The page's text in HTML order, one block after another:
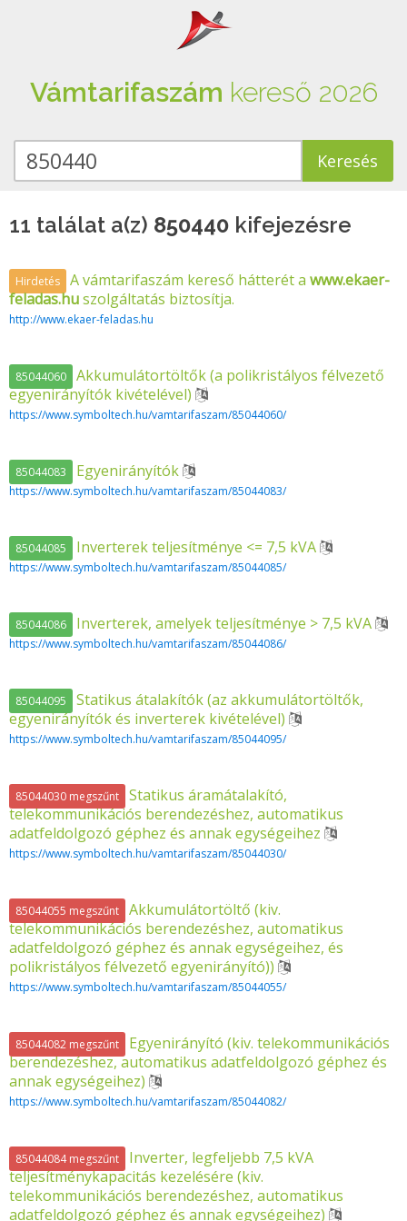
Vámtarifaszám kereső 2026
11 találat a(z) 850440 kifejezésre
Hirdetés A vámtarifaszám kereső hátterét awww.ekaer-
feladas.huszolgáltatás biztosítja.
http://www.ekaer-feladas.hu
85044060
Akkumulátortöltők (a polikristályos félvezető
egyenirányítók kivételével)
https://www.symboltech.hu/vamtarifaszam/85044060/
85044083 Egyenirányítók
https://www.symboltech.hu/vamtarifaszam/85044083/
85044085 Inverterek teljesítménye <= 7,5 kVA
https://www.symboltech.hu/vamtarifaszam/85044085/
85044086 Inverterek, amelyek teljesítménye > 7,5 kVA
https://www.symboltech.hu/vamtarifaszam/85044086/
85044095
Statikus átalakítók (az akkumulátortöltők,
egyenirányítók és inverterek kivételével)
https://www.symboltech.hu/vamtarifaszam/85044095/
85044030 megszűnt
Statikus áramátalakító,
telekommunikációs berendezéshez, automatikus
adatfeldolgozó géphez és annak egységeihez
https://www.symboltech.hu/vamtarifaszam/85044030/
85044055 megszűnt
Akkumulátortöltő (kiv.
telekommunikációs berendezéshez, automatikus
adatfeldolgozó géphez és annak egységeihez, és
polikristályos félvezető egyenirányító))
https://www.symboltech.hu/vamtarifaszam/85044055/
85044082 megszűnt
Egyenirányító (kiv. telekommunikációs
berendezéshez, automatikus adatfeldolgozó géphez és
annak egységeihez)
https://www.symboltech.hu/vamtarifaszam/85044082/
85044084 megszűnt
Inverter, legfeljebb 7,5 kVA
teljesítménykapacitás kezelésére (kiv.
telekommunikációs berendezéshez, automatikus
adatfeldolgozó géphez és annak egységeihez)